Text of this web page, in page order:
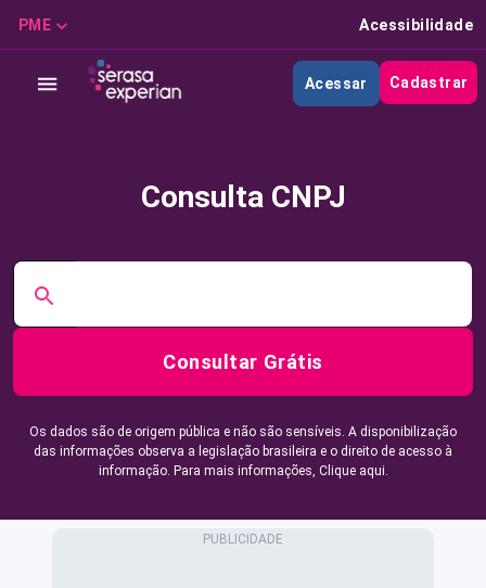
PME Acessibilidade
Acessar Cadastrar
Consulta CNPJ
Consultar Grátis
Os dados são de origem pública e não são sensíveis. A disponibilização
das informações observa a legislação brasileira e o direito de acesso à
informação. Para mais informações, Clique aqui.